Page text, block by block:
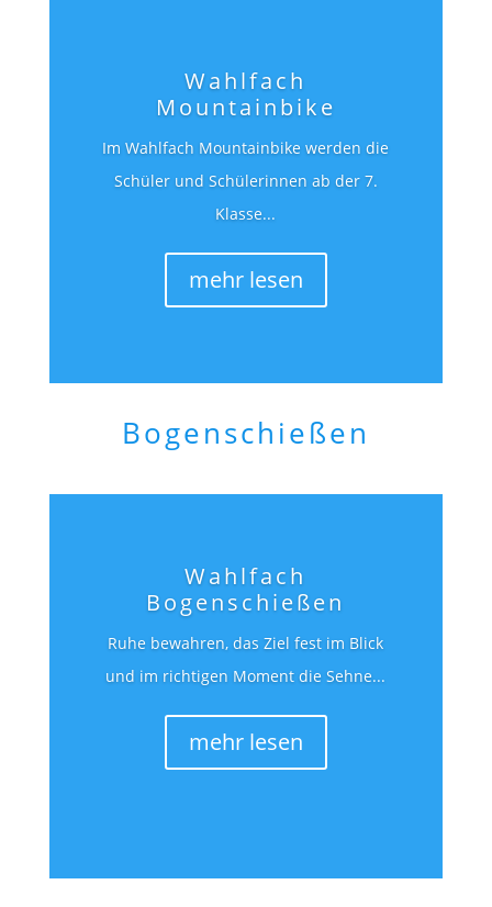
Wahlfach
Mountainbike
Im Wahlfach Mountainbike werden die
Schüler und Schülerinnen ab der 7.
Klasse...
mehr lesen
Bogenschießen
Wahlfach
Bogenschießen
Ruhe bewahren, das Ziel fest im Blick
und im richtigen Moment die Sehne...
mehr lesen